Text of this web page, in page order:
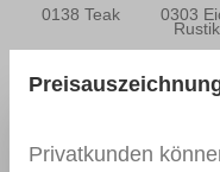
0138 Teak 0303
0302 Eiche
Bräunlich
0143
Privatkunden